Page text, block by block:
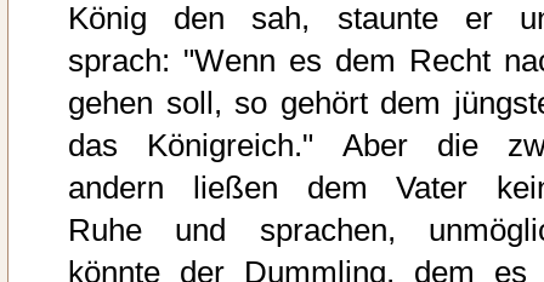
König den sah, staunte er
sprach: "Wenn es dem Recht
gehen soll, so gehört dem
das Königreich." Aber die
andern ließen dem Vater
Ruhe und sprachen,
könnte der Dummling, dem es